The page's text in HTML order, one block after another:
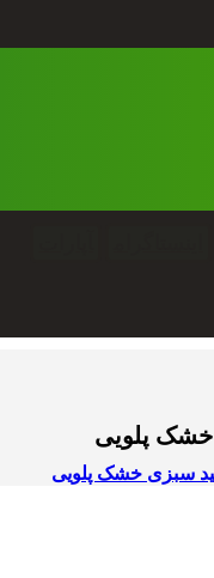
خشک پلویی
سبزی خشک پلویی